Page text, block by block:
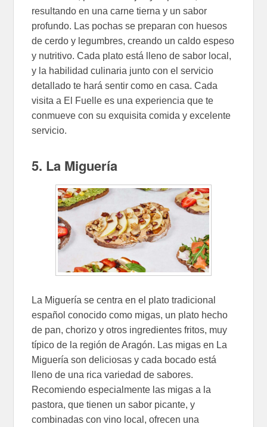
resultando en una carne tierna y un sabor
profundo. Las pochas se preparan con huesos
de cerdo y legumbres, creando un caldo espeso
y nutritivo. Cada plato está lleno de sabor local,
y la habilidad culinaria junto con el servicio
detallado te hará sentir como en casa. Cada
visita a El Fuelle es una experiencia que te
conmueve con su exquisita comida y excelente
servicio.
5. La Miguería
La Miguería se centra en el plato tradicional
español conocido como migas, un plato hecho
de pan, chorizo y otros ingredientes fritos, muy
típico de la región de Aragón. Las migas en La
Miguería son deliciosas y cada bocado está
lleno de una rica variedad de sabores.
Recomiendo especialmente las migas a la
pastora, que tienen un sabor picante, y
combinadas con vino local, ofrecen una